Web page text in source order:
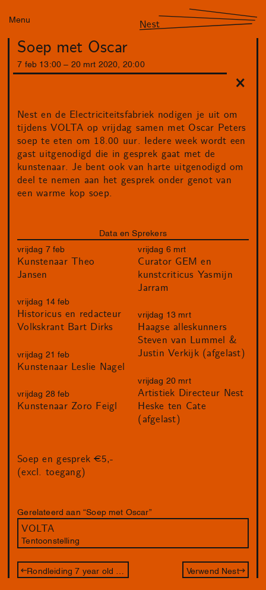
Menu Nest
Soep met Oscar
7 feb 13 :00 20 mrt 2020 20:00
Nest en de Electriciteitsfabriek nodigen je uit om
tijdens VOLTA op vrijdag samen met Oscar Peters
soep te eten om 18.00 uur. Iedere week wordt een
gast uitgenodigd die in gesprek gaat met de
kunstenaar. Je bent ook van harte uitgenodigd om
deel te nemen aan het gesprek onder genot van
een warme kop soep.
Data en Sprekers
vrijdag 7 feb
Kunstenaar Theo
Jansen
vrijdag 14 feb
Historicus en redacteur
Volkskrant Bart Dirks
vrijdag 21 feb
Kunstenaar Leslie Nagel
vrijdag 28 feb
Kunstenaar Zoro Feigl
vrijdag 6 mrt
Curator GEM en
kunstcriticus Yasmijn
Jarram
vrijdag 13 mrt
Haagse alleskunners
Steven van Lummel &
Justin Verkijk (afgelast)
vrijdag 20 mrt
Artistiek Directeur Nest
Heske ten Cate
(afgelast)
Soep en gesprek €5,-
(excl. toegang)
Gerelateerd aan “Soep met Oscar”
VOLTA
Tentoonstelling
Verwend Nest